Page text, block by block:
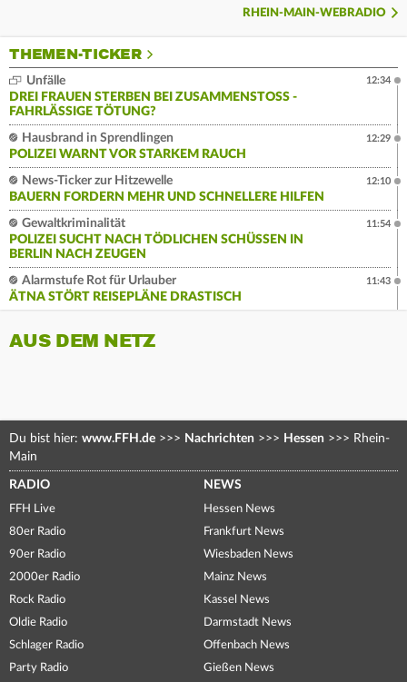
RHEIN-MAIN-WEBRADIO
THEMEN-TICKER
Unfälle
DREI FRAUEN STERBEN BEI ZUSAMMENSTOSS - F
AHRLÄSSIGE TÖTUNG?
12:34
Hausbrand in Sprendlingen
POLIZEI WARNT VOR STARKEM RAUCH
12:29
News-Ticker zur Hitzewelle
BAUERN FORDERN MEHR UND SCHNELLERE HILFEN
12:10
Gewaltkriminalität
POLIZEI SUCHT NACH TÖDLICHEN SCHÜSSEN IN
BERLIN NACH ZEUGEN
11:54
Alarmstufe Rot für Urlauber
ÄTNA STÖRT REISEPLÄNE DRASTISCH
11:43
AUS DEM NETZ
Du bist hier: www.FFH.de >>> Nachrichten >>> Hessen >>> Rhein-
Main
RADIO
FFH Live
80er Radio
90er Radio
2000er Radio
Rock Radio
Oldie Radio
Schlager Radio
Party Radio
NEWS
Hessen News
Frankfurt News
Wiesbaden News
Mainz News
Kassel News
Darmstadt News
Offenbach News
Gießen News